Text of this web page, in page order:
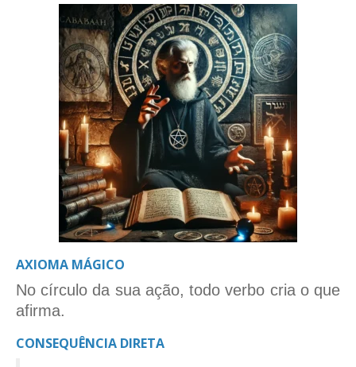
AXIOMA MÁGICO
No círculo da sua ação, todo verbo cria o que
afirma.
CONSEQUÊNCIA DIRETA